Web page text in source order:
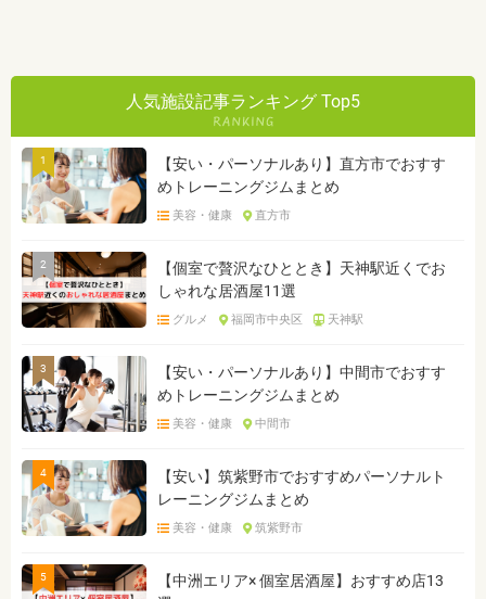
人気施設記事ランキング Top5
1
【安い・パーソナルあり】直方市でおすす
めトレーニングジムまとめ
美容・健康 直方市
2
【個室で贅沢なひととき】天神駅近くでお
しゃれな居酒屋11選
グルメ 福岡市中央区 天神駅
3
【安い・パーソナルあり】中間市でおすす
めトレーニングジムまとめ
美容・健康 中間市
4
【安い】筑紫野市でおすすめパーソナルト
レーニングジムまとめ
美容・健康 筑紫野市
5
【中洲エリア× 個室居酒屋】おすすめ店13